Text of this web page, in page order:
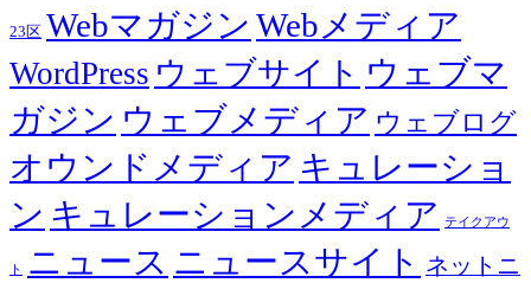
23区 Webマガジン Webメディア
WordPress ウェブサイト ウェブマ
ガジン ウェブメディア ウェブログ
オウンドメディア キュレーショ
ン キュレーションメディア テイクアウ
ト ニュース ニュースサイト ネットニ